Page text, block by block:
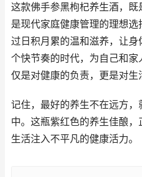
这款佛手参黑枸杞养生酒，
是现代家庭健康管理的理想
过日积月累的温和滋养，让
个快节奏的时代，为自己和
仅是对健康的负责，更是对生
记住，最好的养生不在远方
中。这瓶紫红色的养生佳酿
生活注入不平凡的健康活力。